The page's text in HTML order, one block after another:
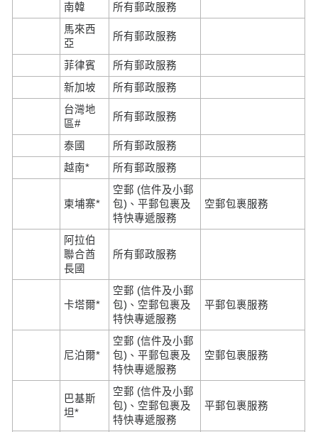
南韓
所有郵政服務
馬來西
亞
所有郵政服務
菲律賓
所有郵政服務
新加坡
所有郵政服務
台灣地
區#
所有郵政服務
泰國
所有郵政服務
越南*
所有郵政服務
柬埔寨*
空郵 (信件及小郵
包)、平郵包裹及
特快專遞服務
空郵包裹服務
阿拉伯
聯合酋
長國
所有郵政服務
卡塔爾*
空郵 (信件及小郵
包)、空郵包裹及
特快專遞服務
平郵包裹服務
尼泊爾*
空郵 (信件及小郵
包)、平郵包裹及
特快專遞服務
空郵包裹服務
巴基斯
坦*
空郵 (信件及小郵
包)、空郵包裹及
特快專遞服務
平郵包裹服務